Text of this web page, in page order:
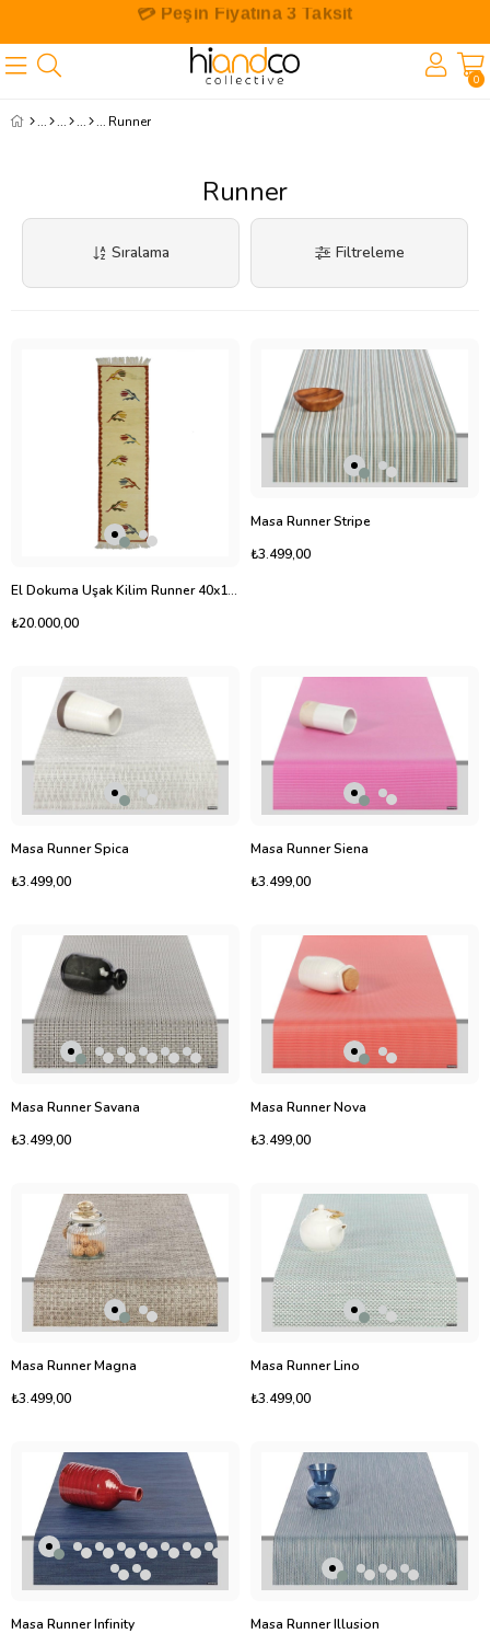
🎁 İlk Siparişe Özel %10 İndirim
0
Runner
Runner
Filtreleme
Sıralama
El Dokuma Uşak Kilim Runner 40x150 cm
₺20.000,00
Masa Runner Stripe
₺3.499,00
Masa Runner Spica
₺3.499,00
Masa Runner Siena
₺3.499,00
Masa Runner Savana
₺3.499,00
Masa Runner Nova
₺3.499,00
Masa Runner Magna
₺3.499,00
Masa Runner Lino
₺3.499,00
Masa Runner Infinity
Masa Runner Illusion